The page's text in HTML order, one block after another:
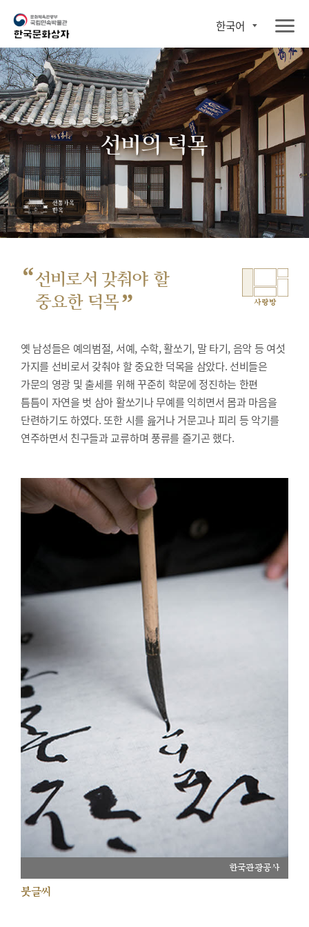
한국어
선비의 덕목
“선비로서 갖춰야 할
중요한 덕목” 사랑방
옛 남성들은 예의범절, 서예, 수학, 활쏘기, 말 타기, 음악 등 여섯
가지를 선비로서 갖춰야 할 중요한 덕목을 삼았다. 선비들은
가문의 영광 및 출세를 위해 꾸준히 학문에 정진하는 한편
틈틈이 자연을 벗 삼아 활쏘기나 무예를 익히면서 몸과 마음을
단련하기도 하였다. 또한 시를 읊거나 거문고나 피리 등 악기를
연주하면서 친구들과 교류하며 풍류를 즐기곤 했다.
한국관광공사
붓글씨